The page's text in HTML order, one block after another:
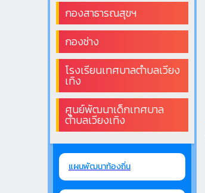
กองสาธารณสุขฯ
กองช่าง
โรงเรียนเทศบาลตำบลเวียง
เทิง
ศูนย์พัฒนาเด็กเทศบาล
ตำบลเวียงเทิง
แผนพัฒนาท้องถิ่น